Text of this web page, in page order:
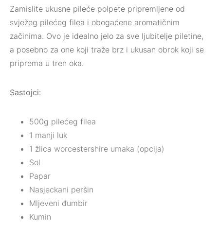
Zamislite ukusne pileće polpete pripremljene od
svježeg pilećeg filea i obogaćene aromatičnim
začinima. Ovo je idealno jelo za sve ljubitelje piletine,
a posebno za one koji traže brz i ukusan obrok koji se
priprema u tren oka.
Sastojci:
500g pilećeg filea
1 manji luk
1 žlica worcestershire umaka (opcija)
Sol
Papar
Nasjeckani peršin
Mljeveni đumbir
Kumin